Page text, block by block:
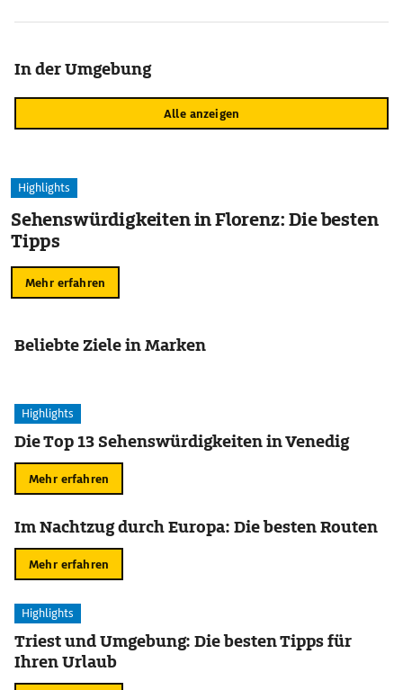
In der Umgebung
Alle anzeigen
Highlights
Sehenswürdigkeiten in Florenz: Die besten
Tipps
Mehr erfahren
Beliebte Ziele in Marken
Highlights
Die Top 13 Sehenswürdigkeiten in Venedig
Mehr erfahren
Im Nachtzug durch Europa: Die besten Routen
Mehr erfahren
Highlights
Triest und Umgebung: Die besten Tipps für
Ihren Urlaub